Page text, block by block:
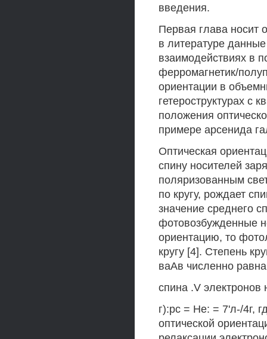
введения.
Первая глава носит
в литературе
взаимодействиях в
ферромагнетик/
ориентации в
гетероструктурах
положения
примере арсенида
Оптическая
спину носителей
поляризованным
по кругу, рождает
значение среднего
фотовозбужденные
ориентацию, то
кругу [4]. Степень
ваАв численно
спина .V
г):рс = Не: = 7'л-/4г,
оптической